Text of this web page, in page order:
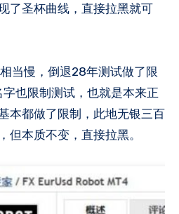
了圣杯曲线，直接拉黑就可
当慢，倒退28年测试做了限
也限制测试，也就是本来正
本都做了限制，此地无银三百
但本质不变，直接拉黑。